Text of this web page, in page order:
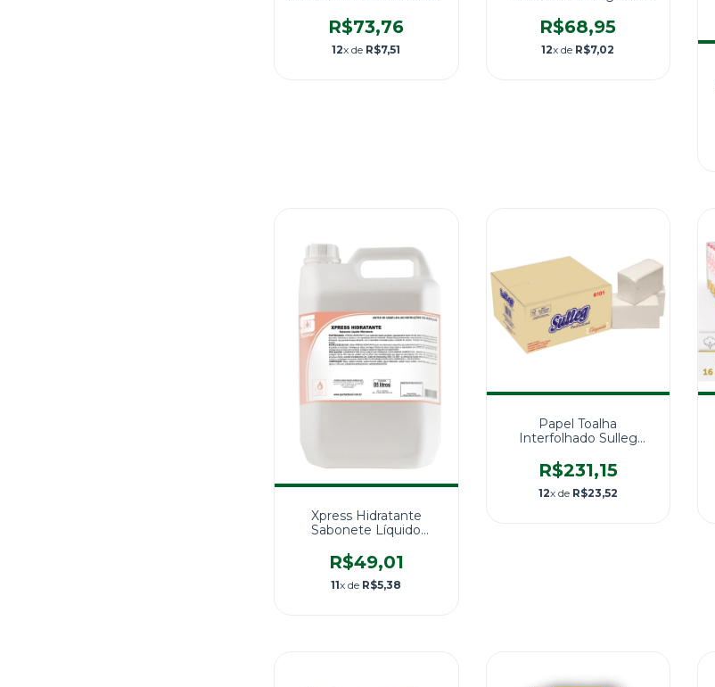
R$73,76
12x de R$7,51
1X400ML
R$68,95
12x de R$7,02
Xpress Hidratante
Sabonete Líquido
R$49,01
11x de R$5,38
Papel Toalha
Interfolhado Sulleg
Caixa com 6.000 Folhas
R$231,15
12x de R$23,52